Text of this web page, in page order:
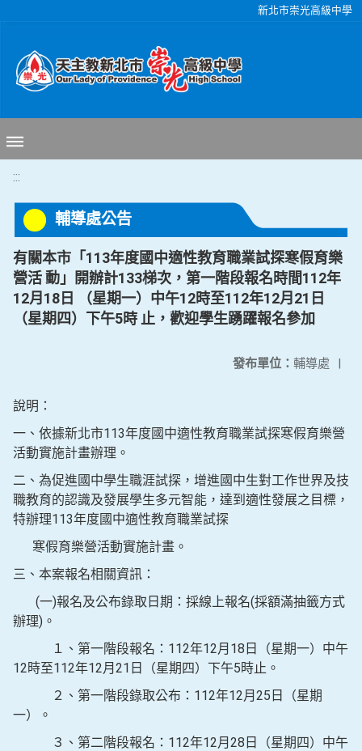
新北市崇光高級中學
:::
輔導處公告
有關本市「113年度國中適性教育職業試探寒假育樂
營活 動」開辦計133梯次，第一階段報名時間112年
12月18日 （星期一）中午12時至112年12月21日
（星期四）下午5時 止，歡迎學生踴躍報名參加
發布單位： 輔導處 |
說明：
一、依據新北市113年度國中適性教育職業試探寒假育樂營
活動實施計畫辦理。
二、為促進國中學生職涯試探，增進國中生對工作世界及技
職教育的認識及發展學生多元智能，達到適性發展之目標，
特辦理113年度國中適性教育職業試探
寒假育樂營活動實施計畫。
三、本案報名相關資訊：
(一)報名及公布錄取日期：採線上報名(採額滿抽籤方式
辦理)。
１、第一階段報名：112年12月18日（星期一）中午
12時至112年12月21日（星期四）下午5時止。
２、第一階段錄取公布：112年12月25日（星期
一）。
３、第二階段報名：112年12月28日（星期四）中午